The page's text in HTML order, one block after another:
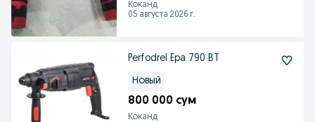
Коканд
05 августа 2026 г.
Perfodrel Epa 790 BT
Новый
800 000 сум
Коканд